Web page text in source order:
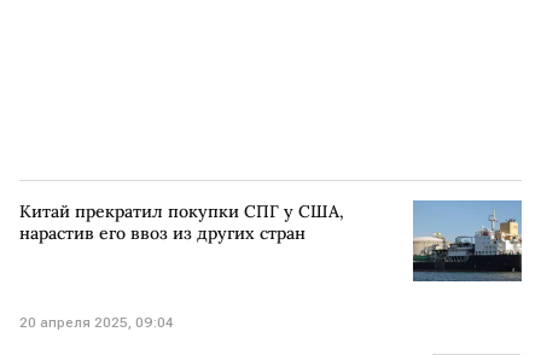
Китай прекратил покупки СПГ у США,
нарастив его ввоз из других стран
20 апреля 2025, 09:04